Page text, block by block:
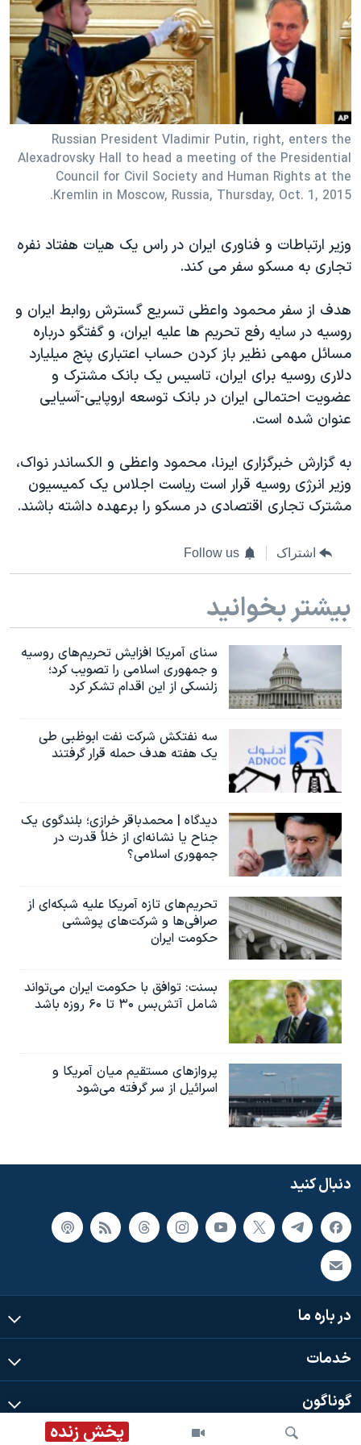
فرهنگ و زندگی
حقوق شهروندی
اقتصادی
علم و فناوری
اسرائیل در جنگ
گالری عکس
آرشیو پخش زنده
مستندها
انتخابات ریاست جمهوری آمریکا ۲۰۲۴
حمله جمهوری اسلامی به اسرائیل
رمز مهسا
ورزش زنان در ایران
اعتراضات زن، زندگی، آزادی
مجموعه مستندهای دادخواهی
دادگاه حمید نوری
چهل سال گروگان‌گیری
قانون شفافیت دارائی کادر رهبری ایران
اعتراضات مردمی آبان ۹۸
اسرائیل در جنگ
نرگس محمدی برنده جایزه نوبل صلح
همایش محافظه‌کاران آمریکا «سی‌پک»
سفر پرزیدنت ترامپ به چین
دنبال کنید
زبانهای مختلف
پخش زنده
Russian President Vladimir Putin, right, enters the
Alexadrovsky Hall to head a meeting of the Presidential
Council for Civil Society and Human Rights at the
Kremlin in Moscow, Russia, Thursday, Oct. 1, 2015.
وزیر ارتباطات و فناوری ایران در راس یک هیات هفتاد نفره
تجاری به مسکو سفر می کند.
هدف از سفر محمود واعظی تسریع گسترش روابط ایران و
روسیه در سایه رفع تحریم ها علیه ایران، و گفتگو درباره
مسائل مهمی نظیر باز کردن حساب اعتباری پنج میلیارد
دلاری روسیه برای ایران، تاسیس یک بانک مشترک و
عضویت احتمالی ایران در بانک توسعه اروپایی-آسیایی
عنوان شده است.
به گزارش خبرگزاری ایرنا، محمود واعظی و الکساندر نواک،
وزیر انرژی روسیه قرار است ریاست اجلاس یک کمیسیون
مشترک تجاری اقتصادی در مسکو را برعهده داشته باشند.
اشتراک Follow us
بیشتر بخوانید
سنای آمریکا افزایش تحریم‌های روسیه
و جمهوری اسلامی را تصویب کرد؛
زلنسکی از این اقدام تشکر کرد
سه نفتکش شرکت نفت ابوظبی طی
یک هفته هدف حمله قرار گرفتند
دیدگاه | محمدباقر خرازی؛ بلندگوی یک
جناح یا نشانه‌ای از خلأ قدرت در
جمهوری اسلامی؟
تحریم‌های تازه آمریکا علیه شبکه‌ای از
صرافی‌ها و شرکت‌های پوششی
حکومت ایران
بسنت: توافق با حکومت ایران می‌تواند
شامل آتش‌بس ۳۰ تا ۶۰ روزه باشد
پروازهای مستقیم میان آمریکا و
اسرائیل از سر گرفته می‌شود
دنبال کنید
در باره ما
خدمات
گوناگون